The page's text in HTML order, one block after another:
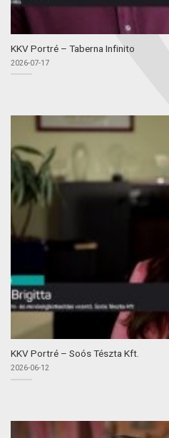
KKV Portré – Taberna Infinito
2026-07-17
KKV Portré – Soós Tészta Kft.
2026-06-12